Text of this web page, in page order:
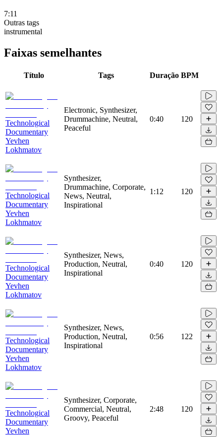
7:11
Outras tags
instrumental
Faixas semelhantes
Título Tags Duração BPM
Technological
Documentary
Yevhen
Lokhmatov
Electronic, Synthesizer,
Drummachine, Neutral,
Peaceful
0:40 120
Technological
Documentary
Yevhen
Lokhmatov
Synthesizer,
Drummachine, Corporate,
News, Neutral,
Inspirational
1:12 120
Technological
Documentary
Yevhen
Lokhmatov
Synthesizer, News,
Production, Neutral,
Inspirational
0:40 120
Technological
Documentary
Yevhen
Lokhmatov
Synthesizer, News,
Production, Neutral,
Inspirational
0:56 122
Technological
Documentary
Yevhen
Synthesizer, Corporate,
Commercial, Neutral,
Groovy, Peaceful
2:48 120